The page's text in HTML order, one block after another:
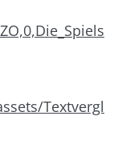
Textvergl